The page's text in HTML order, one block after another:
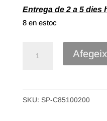
Entrega de 2 a 5 dies
8 en estoc
Samarreta
BP
SKU: SP-C85100200